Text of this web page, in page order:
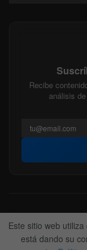
Recibe
análisis
Acerca de nosotros
Contactanos
Este sitio web
está dando su